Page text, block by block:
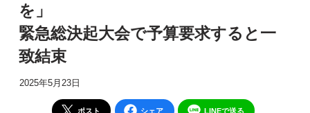
活動局
を」
緊急総決起大会で予算要求すると一
致結束
2025年5月23日
ポスト シェア LINEで送る